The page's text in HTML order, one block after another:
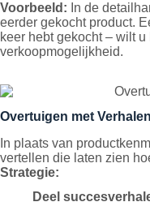
Voorbeeld: In de
eerder gekocht product.
keer hebt gekocht – wilt
verkoopmogelijkheid.
Overtuigen met
In plaats van
vertellen die laten zien
Strategie:
Deel